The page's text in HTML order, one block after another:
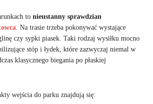
to nieustanny sprawdzian
. Na trasie trzeba pokonywać wystające
czy sypki piasek. Taki rodzaj wysiłku mocno
stóp i łydek, które zazwyczaj niemal w
klasycznego biegania po płaskiej
wejścia do parku znajdują się: